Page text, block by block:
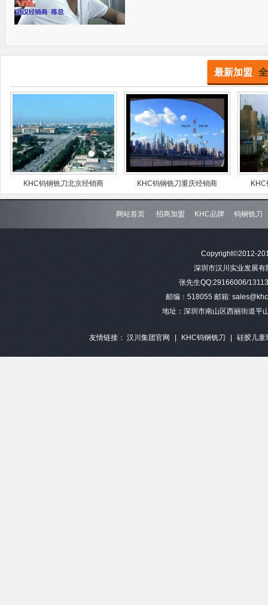
最新加盟
钨钢铣刀北京经销商 KHC钨钢铣刀重庆经销商 KHC钨钢铣
网站首页 招商加盟 KHC品牌 钨钢铣刀
Copyright©2012-
深圳市汉川实业发展
张先生QQ:29166006/
邮编：518055 邮箱:
地址：深圳市南山区西丽街道平
友情链接： 汉川集团官网 KHC钨钢铣刀 硅胶儿童